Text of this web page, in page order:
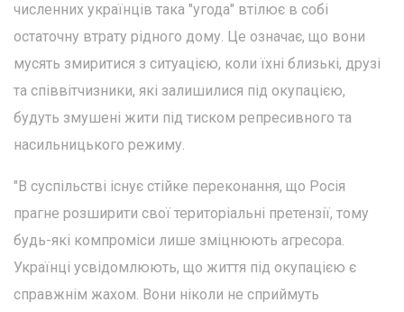
численних українців така "угода" втілює в собі
остаточну втрату рідного дому. Це означає, що вони
мусять змиритися з ситуацією, коли їхні близькі, друзі
та співвітчизники, які залишилися під окупацією,
будуть змушені жити під тиском репресивного та
насильницького режиму.
"В суспільстві існує стійке переконання, що Росія
прагне розширити свої територіальні претензії, тому
будь-які компроміси лише зміцнюють агресора.
Українці усвідомлюють, що життя під окупацією є
справжнім жахом. Вони ніколи не сприймуть